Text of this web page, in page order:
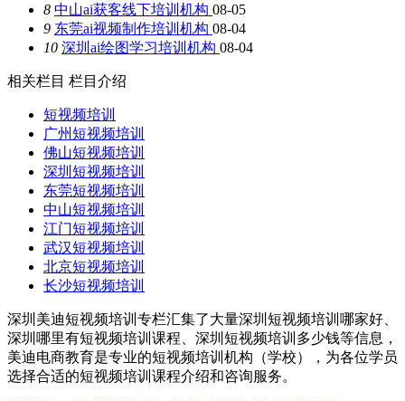
8 中山ai获客线下培训机构 08-05
9 东莞ai视频制作培训机构 08-04
10 深圳ai绘图学习培训机构 08-04
相关栏目 栏目介绍
短视频培训
广州短视频培训
佛山短视频培训
深圳短视频培训
东莞短视频培训
中山短视频培训
江门短视频培训
武汉短视频培训
北京短视频培训
长沙短视频培训
深圳美迪短视频培训专栏汇集了大量深圳短视频培训哪家好、
深圳哪里有短视频培训课程、深圳短视频培训多少钱等信息，
美迪电商教育是专业的短视频培训机构（学校），为各位学员
选择合适的短视频培训课程介绍和咨询服务。